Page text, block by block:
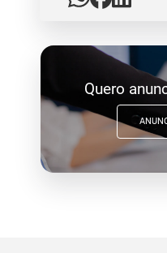
Quero